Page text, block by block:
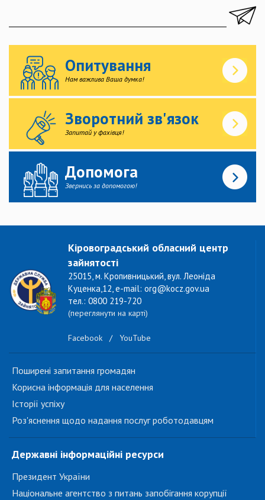
Опитування
Нам важлива Ваша думка!
Зворотний зв'язок
Запитай у фахівця!
Допомога
Звернись за допомогою!
Кіровоградський обласний центр
зайнятості
25015, м. Кропивницький, вул. Леоніда
Куценка,12, e-mail: org@kocz.gov.ua
тел.: 0800 219-720
(переглянути на карті)
Facebook / YouTube
Поширені запитання громадян
Корисна інформація для населення
Історії успіху
Роз'яснення щодо надання послуг роботодавцям
Державні інформаційні ресурси
Президент України
Національне агентство з питань запобігання корупції